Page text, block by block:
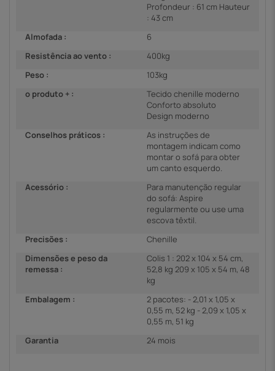
Profondeur : 61 cm Hauteur
: 43 cm
Almofada :
6
Resistência ao vento :
400kg
Peso :
103kg
o produto + :
Tecido chenille moderno
Conforto absoluto
Design moderno
Conselhos práticos :
As instruções de
montagem indicam como
montar o sofá para obter
um canto esquerdo.
Acessório :
Para manutenção regular
do sofá: Aspire
regularmente ou use uma
escova têxtil.
Precisões :
Chenille
Dimensões e peso da
remessa :
Colis 1 : 202 x 104 x 54 cm,
52,8 kg 209 x 105 x 54 m, 48
kg
Embalagem :
2 pacotes: - 2,01 x 1,05 x
0,55 m, 52 kg - 2,09 x 1,05 x
0,55 m, 51 kg
Garantia
24 mois